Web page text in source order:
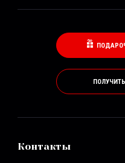
Контакты